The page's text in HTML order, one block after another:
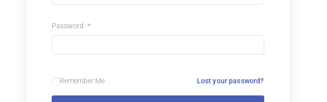
Password *
Remember Me Lost your password?